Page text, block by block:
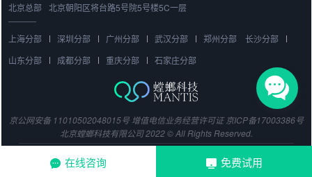
在线咨询 免费试用
北京总部 北京朝阳区将台路5号院5号楼5C一层
上海分部 深圳分部 广州分部 武汉分部 郑州分部
长沙分部
山东分部
成都分部 重庆分部 石家庄分部
京公网安备 11010502048015号 增值电信业务经营许可证 京ICP备17003386号
北京螳螂科技有限公司 2022 © All Rights Reserved.